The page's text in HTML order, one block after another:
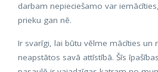
darbam nepieciešamo var
prieku gan nē.
Ir svarīgi, lai būtu vēlme mācīties un
neapstātos savā attīstībā. Šīs